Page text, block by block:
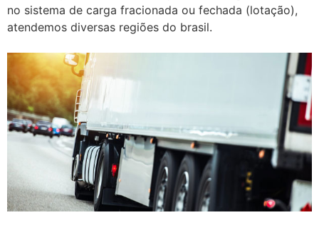
no sistema de carga fracionada ou fechada (lotação),
atendemos diversas regiões do brasil.